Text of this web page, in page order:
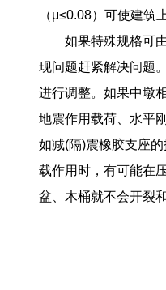
（μ≤0.08）可使建筑
如果特殊规格可
现问题赶紧解决问题
进行调整。如果中墩
地震作用载荷、水平
如减(隔)震橡胶支座
载作用时，有可能在
盆、木桶就不会开裂